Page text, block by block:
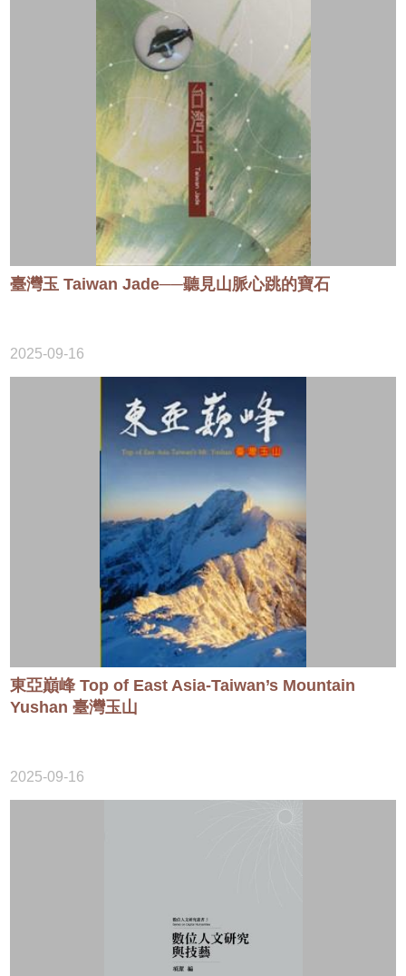
臺灣玉 Taiwan Jade──聽見山脈心跳的寶石
2025-09-16
東亞巔峰 Top of East Asia-Taiwan’s Mountain
Yushan 臺灣玉山
2025-09-16